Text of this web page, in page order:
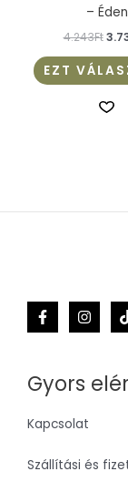
– Éden
4.243Ft
EZT
Gyors
Kapcsolat
Szállítási és